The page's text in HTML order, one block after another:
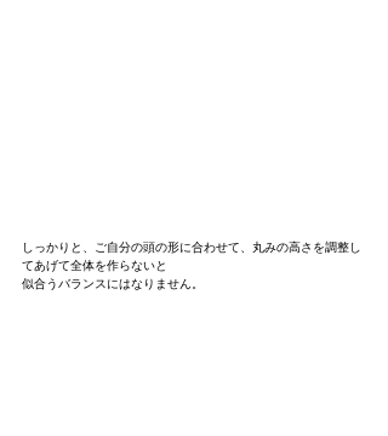
しっかりと、ご自分の頭の形に合わせて、丸みの高さを調整し
てあげて全体を作らないと
似合うバランスにはなりません。